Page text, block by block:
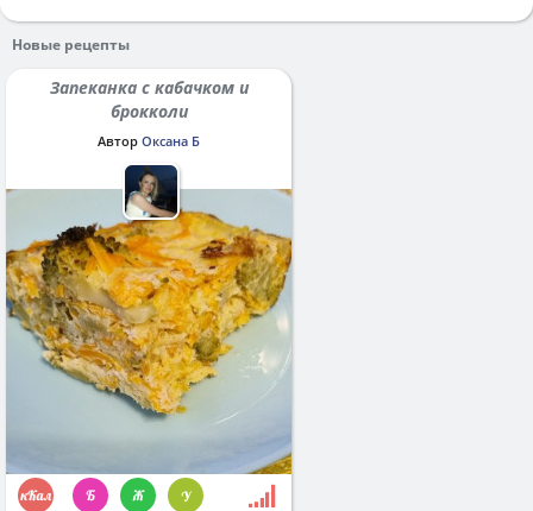
Новые рецепты
Запеканка с кабачком и
брокколи
Автор Оксана Б